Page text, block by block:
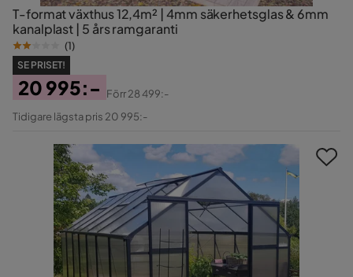
T-format växthus 12,4m² | 4mm säkerhetsglas & 6mm
kanalplast | 5 års ramgaranti
(1)
SE PRISET!
Pris
20 995:-
Original
Förr28 499:-
Tidigare lägsta pris 20 995:-